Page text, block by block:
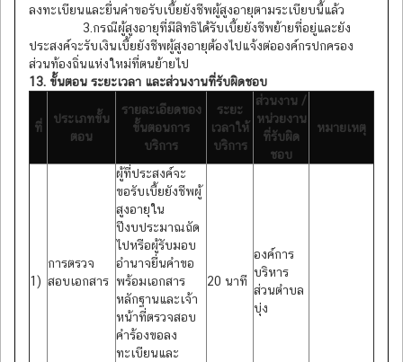
ลงทะเบียนและยื่นคำขอรับเบี้ยยังชีพผู้สูงอายุตามระเบียบนี้แล้ว
3.กรณีผู้สูงอายุที่มีสิทธิได้รับเบี้ยยังชีพย้ายที่อยู่และยัง
ประสงค์จะรับเงินเบี้ยยังชีพผู้สูงอายุต้องไปแจ้งต่อองค์กรปกครอง
ส่วนท้องถิ่นแห่งใหม่ที่ตนย้ายไป
13. ขั้นตอน ระยะเวลา และส่วนงานที่รับผิดชอบ
ที่
ประเภทขั้น
ตอน
รายละเอียดของ
ขั้นตอนการ
บริการ
ระยะ
เวลาให้
บริการ
ส่วนงาน /
หน่วยงาน
ที่รับผิด
ชอบ
หมายเหตุ
1)
การตรวจ
สอบเอกสาร
ผู้ที่ประสงค์จะ
ขอรับเบี้ยยังชีพผู้
สูงอายุใน
ปีงบประมาณถัด
ไปหรือผู้รับมอบ
อำนาจยื่นคำขอ
พร้อมเอกสาร
หลักฐานและเจ้า
หน้าที่ตรวจสอบ
คำร้องขอลง
ทะเบียนและ
20 นาที
องค์การ
บริหาร
ส่วนตำบล
บุ่ง